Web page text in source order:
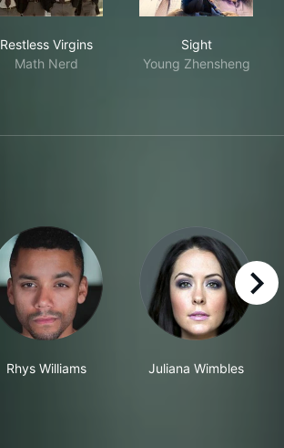
Restless Virgins
Math Nerd
Sight
Young Zhensheng
Rhys Williams Juliana Wimbles
right